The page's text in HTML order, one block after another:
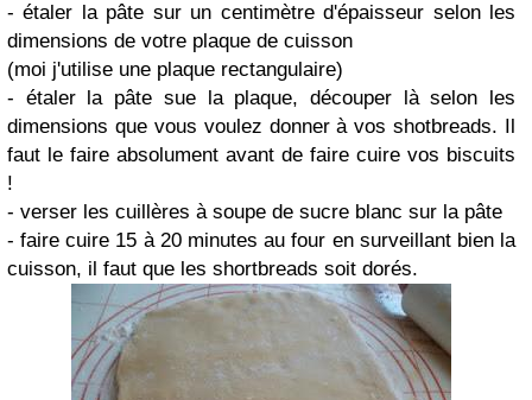
- étaler la pâte sur un centimètre d'épaisseur selon les
dimensions de votre plaque de cuisson
(moi j'utilise une plaque rectangulaire)
- étaler la pâte sue la plaque, découper là selon les
dimensions que vous voulez donner à vos shotbreads. Il
faut le faire absolument avant de faire cuire vos biscuits
!
- verser les cuillères à soupe de sucre blanc sur la pâte
- faire cuire 15 à 20 minutes au four en surveillant bien la
cuisson, il faut que les shortbreads soit dorés.